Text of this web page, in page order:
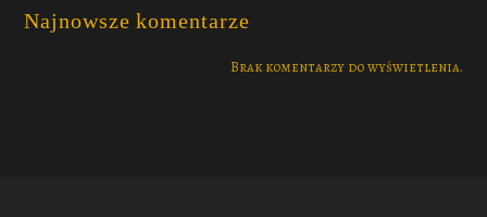
Najnowsze komentarze
Brak komentarzy do wyświetlenia.